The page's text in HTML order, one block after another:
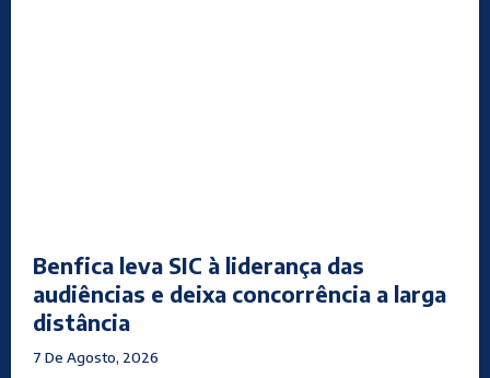
Benfica leva SIC à liderança das
audiências e deixa concorrência a larga
distância
7 De Agosto, 2026